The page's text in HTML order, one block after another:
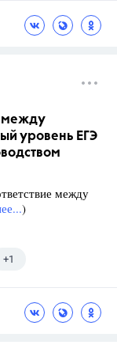
между
уровень ЕГЭ
между
)
+1